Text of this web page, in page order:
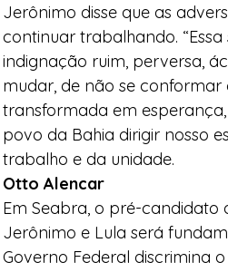
Jerônimo disse que as
continuar trabalhando.
indignação ruim, perversa,
mudar, de não se conformar
transformada em
povo da Bahia dirigir nosso
trabalho e da unidade.
Otto Alencar
Em Seabra, o pré-candidato
Jerônimo e Lula será
Governo Federal discrimina